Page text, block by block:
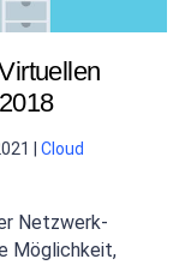
Cloud
Netzwerk-
Möglichkeit,